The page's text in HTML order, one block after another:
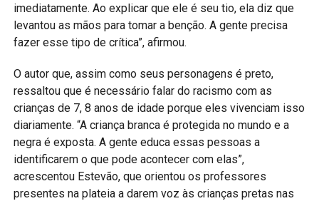
imediatamente. Ao explicar que ele é seu tio, ela diz que
levantou as mãos para tomar a benção. A gente precisa
fazer esse tipo de crítica”, afirmou.
O autor que, assim como seus personagens é preto,
ressaltou que é necessário falar do racismo com as
crianças de 7, 8 anos de idade porque eles vivenciam isso
diariamente. “A criança branca é protegida no mundo e a
negra é exposta. A gente educa essas pessoas a
identificarem o que pode acontecer com elas”,
acrescentou Estevão, que orientou os professores
presentes na plateia a darem voz às crianças pretas nas